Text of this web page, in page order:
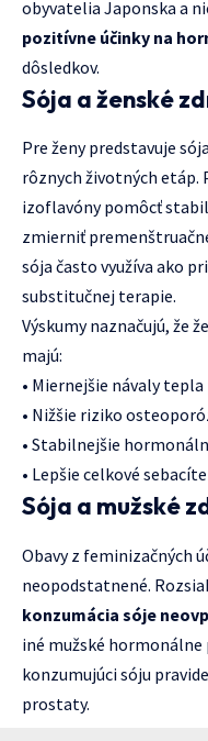
obyvatelia Japonska a
pozitívne účinky na
dôsledkov.
Sója a ženské
Pre ženy predstavuje
rôznych životných etáp.
izoflavóny pomôcť
zmierniť
sója často využíva ako
substitučnej terapie.
Výskumy naznačujú, že
majú:
• Miernejšie návaly
• Nižšie riziko
• Stabilnejšie
• Lepšie celkové
Sója a mužské
Obavy z feminizačných
neopodstatnené.
konzumácia sóje
iné mužské
konzumujúci sóju
prostaty.